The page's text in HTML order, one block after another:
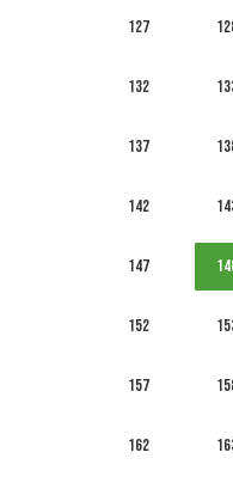
127
132
137
142
147
152
157
162